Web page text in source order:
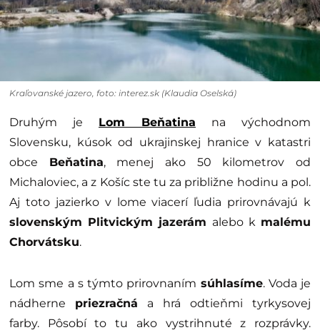
Kraľovanské jazero, foto: interez.sk (Klaudia Oselská)
Druhým je Lom Beňatina na východnom
Slovensku, kúsok od ukrajinskej hranice v katastri
obce Beňatina, menej ako 50 kilometrov od
Michaloviec, a z Košíc ste tu za približne hodinu a pol.
Aj toto jazierko v lome viacerí ľudia prirovnávajú k
slovenským Plitvickým jazerám alebo k malému
Chorvátsku.
Lom sme a s týmto prirovnaním súhlasíme. Voda je
nádherne priezračná a hrá odtieňmi tyrkysovej
farby. Pôsobí to tu ako vystrihnuté z rozprávky.